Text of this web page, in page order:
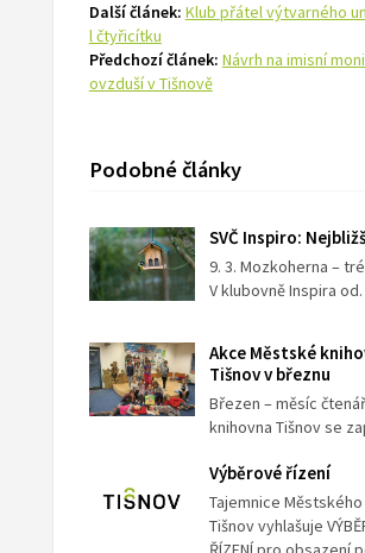
Další článek: Klub přátel výtvarného
l čtyřicítku
Předchozí článek: Návrh na imisní
ovzduší v Tišnově
Podobné články
SVČ Inspiro:
9. 3. Mozkoherna –
V klubovně Inspira
Akce Městské
Tišnov v březnu
Březen – měsíc
knihovna Tišnov se
Výběrové řízení
Tajemnice
Tišnov vyhlašuje